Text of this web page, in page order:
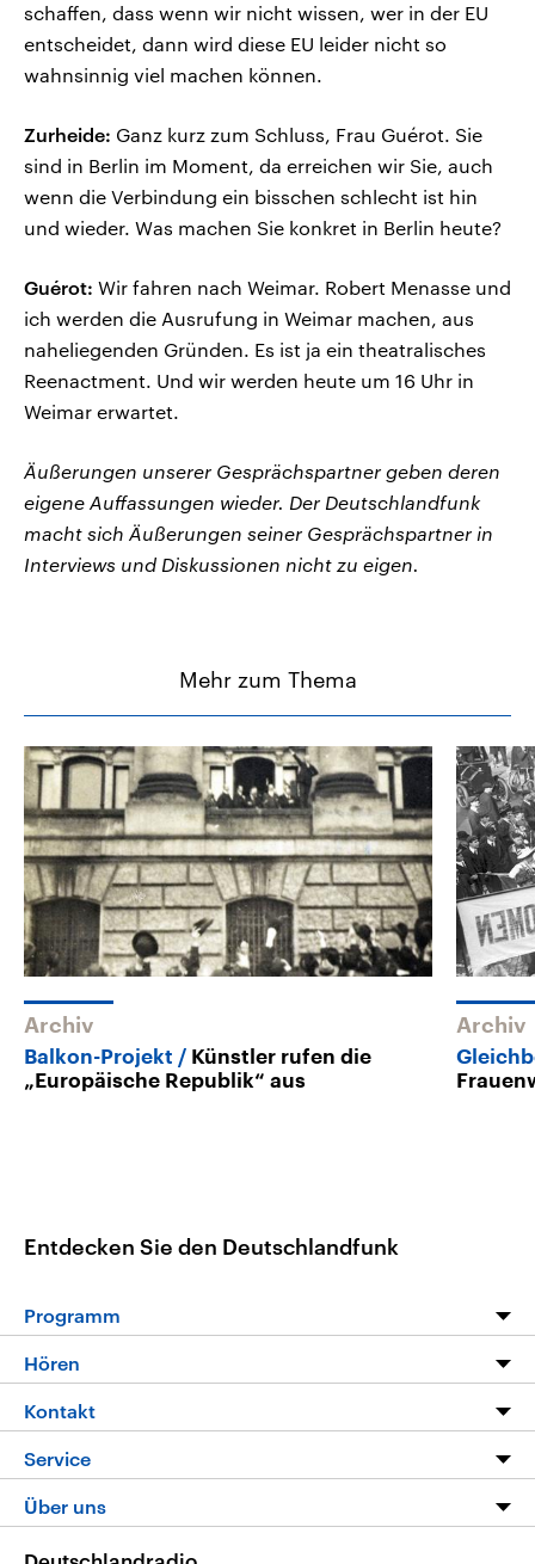
schaffen, dass wenn wir nicht wissen, wer in der EU
entscheidet, dann wird diese EU leider nicht so
wahnsinnig viel machen können.
Zurheide: Ganz kurz zum Schluss, Frau Guérot. Sie
sind in Berlin im Moment, da erreichen wir Sie, auch
wenn die Verbindung ein bisschen schlecht ist hin
und wieder. Was machen Sie konkret in Berlin heute?
Guérot: Wir fahren nach Weimar. Robert Menasse und
ich werden die Ausrufung in Weimar machen, aus
naheliegenden Gründen. Es ist ja ein theatralisches
Reenactment. Und wir werden heute um 16 Uhr in
Weimar erwartet.
Äußerungen unserer Gesprächspartner geben deren
eigene Auffassungen wieder. Der Deutschlandfunk
macht sich Äußerungen seiner Gesprächspartner in
Interviews und Diskussionen nicht zu eigen.
Mehr zum Thema
Archiv
Balkon-Projekt
Künstler rufen die
„Europäische Republik“ aus
Archiv
Entdecken Sie den Deutschlandfunk
Programm
Programm
Die Nachrichten
Nachrichtenleicht
Neue Beiträge auf dlf.de
Hören
Livestream
Podcasts
Deutschlandfunk App
Nachrichten App
Kontakt
Hörerservice
Service
FAQ
Über uns